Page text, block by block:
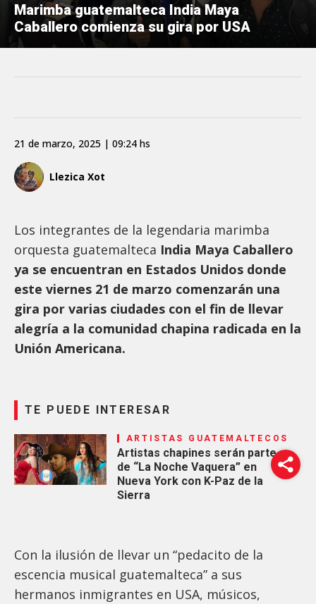
Marimba guatemalteca India Maya
Caballero comienza su gira por USA
Llezica Xot
21 de marzo, 2025 | 09:24 hs
Los integrantes de la legendaria marimba
orquesta guatemalteca India Maya Caballero
ya se encuentran en Estados Unidos donde
este viernes 21 de marzo comenzarán una
gira por varias ciudades con el fin de llevar
alegría a la comunidad chapina radicada en la
Unión Americana.
TE PUEDE INTERESAR
ARTISTAS GUATEMALTECOS
Artistas chapines serán parte
de “La Noche Vaquera” en
Nueva York con K-Paz de la
Sierra
Con la ilusión de llevar un “pedacito de la
escencia musical guatemalteca” a sus
hermanos inmigrantes en USA, músicos,